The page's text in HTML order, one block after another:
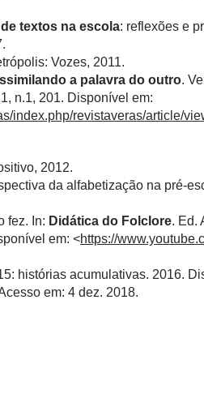
textos na escola: reflexões e
Vozes, 2011.
a palavra do outro.
n.1, 201. Disponível em:
index.php/revistaveras/article/
2012.
da alfabetização na pré-
fez. In: Didática do Folclore. Ed.
em: <https://
histórias acumulativas. 2016.
em: 4 dez. 2018.